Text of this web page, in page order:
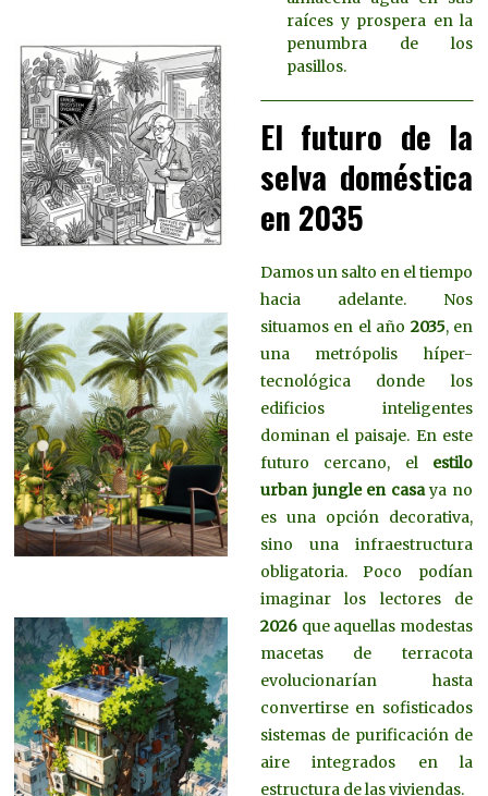
raíces y prospera en la
penumbra de los
pasillos.
El futuro de la
selva doméstica
en 2035
Damos un salto en el tiempo
hacia adelante. Nos
situamos en el año 2035, en
una metrópolis híper-
tecnológica donde los
edificios inteligentes
dominan el paisaje. En este
futuro cercano, el estilo
urban jungle en casaya no
es una opción decorativa,
sino una infraestructura
obligatoria. Poco podían
imaginar los lectores de
2026que aquellas modestas
macetas de terracota
evolucionarían hasta
convertirse en sofisticados
sistemas de purificación de
aire integrados en la
estructura de las viviendas.